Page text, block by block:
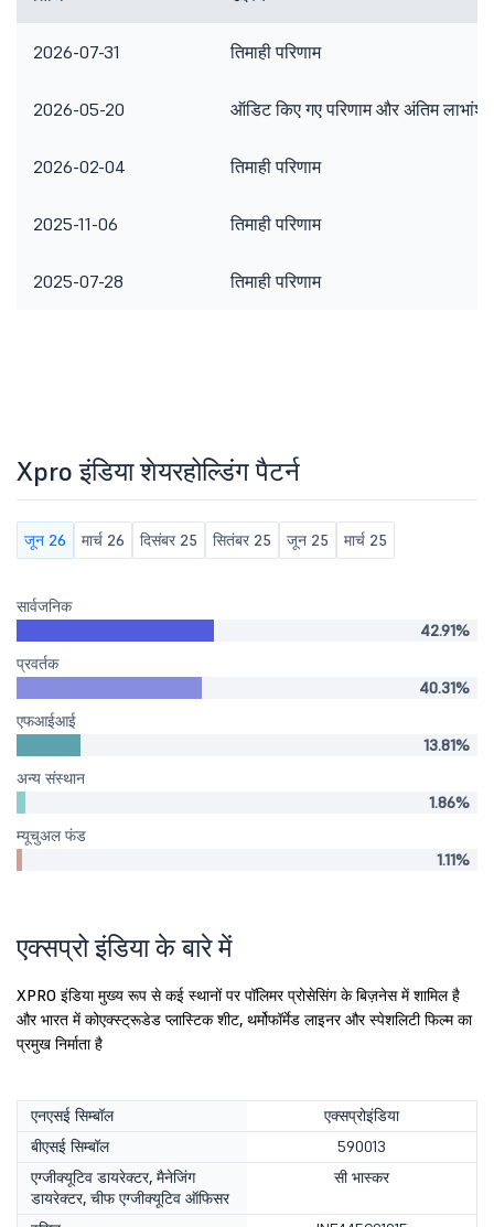
2026-07-31 तिमाही परिणाम
2026-05-20 ऑडिट किए गए परिणाम और अंतिम लाभांश
2026-02-04 तिमाही परिणाम
2025-11-06 तिमाही परिणाम
2025-07-28 तिमाही परिणाम
Xpro इंडिया शेयरहोल्डिंग पैटर्न
जून 26 मार्च 26 दिसंबर 25 सितंबर 25 जून 25 मार्च 25
सार्वजनिक
42.91%
प्रवर्तक
40.31%
एफआईआई
13.81%
अन्य संस्थान
1.86%
म्यूचुअल फंड
1.11%
एक्सप्रो इंडिया के बारे में
XPRO इंडिया मुख्य रूप से कई स्थानों पर पॉलिमर प्रोसेसिंग के बिज़नेस में शामिल है
और भारत में कोएक्स्ट्रूडेड प्लास्टिक शीट, थर्मोफॉर्मेड लाइनर और स्पेशलिटी फिल्म का
प्रमुख निर्माता है
एनएसई सिम्बॉल
एक्सप्रोइंडिया
बीएसई सिम्बॉल
590013
एग्जीक्यूटिव डायरेक्टर, मैनेजिंग
डायरेक्टर, चीफ एग्जीक्यूटिव ऑफिसर
सी भास्कर